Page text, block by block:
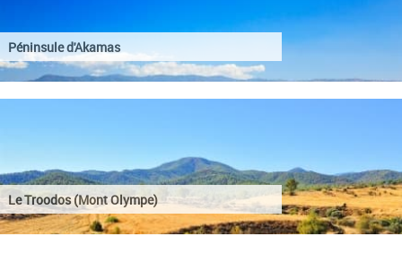
Péninsule d'Akamas
Le Troodos (Mont Olympe)